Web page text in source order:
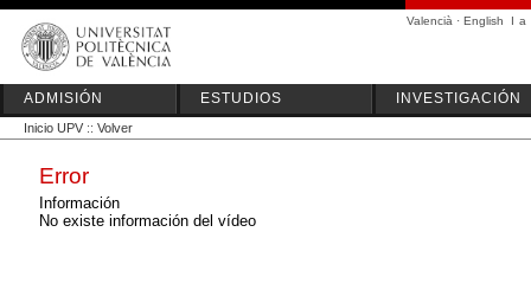
Valencià · English I a
ADMISIÓN ESTUDIOS INVESTIGACIÓN
Inicio UPV :: Volver
Error
Información
No existe información del vídeo